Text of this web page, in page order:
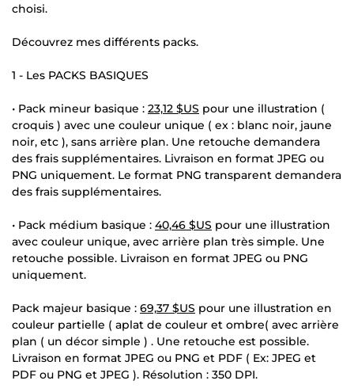
choisi.
Découvrez mes différents packs.
1 - Les PACKS BASIQUES
• Pack mineur basique : 23,12 $US pour une illustration (
croquis ) avec une couleur unique ( ex : blanc noir, jaune
noir, etc ), sans arrière plan. Une retouche demandera
des frais supplémentaires. Livraison en format JPEG ou
PNG uniquement. Le format PNG transparent demandera
des frais supplémentaires.
• Pack médium basique : 40,46 $US pour une illustration
avec couleur unique, avec arrière plan très simple. Une
retouche possible. Livraison en format JPEG ou PNG
uniquement.
Pack majeur basique : 69,37 $US pour une illustration en
couleur partielle ( aplat de couleur et ombre( avec arrière
plan ( un décor simple ) . Une retouche est possible.
Livraison en format JPEG ou PNG et PDF ( Ex: JPEG et
PDF ou PNG et JPEG ). Résolution : 350 DPI.